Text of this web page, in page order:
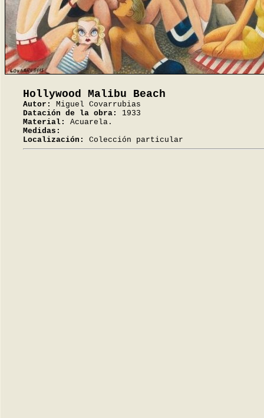
Hollywood Malibu Beach
Autor:
Miguel Covarrubias
Datación de la obra:
1933
Material:
Acuarela.
Medidas:
Localización:
Colección particular